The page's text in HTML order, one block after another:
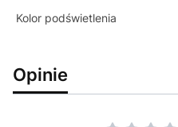
Kolor podświetlenia
Opinie